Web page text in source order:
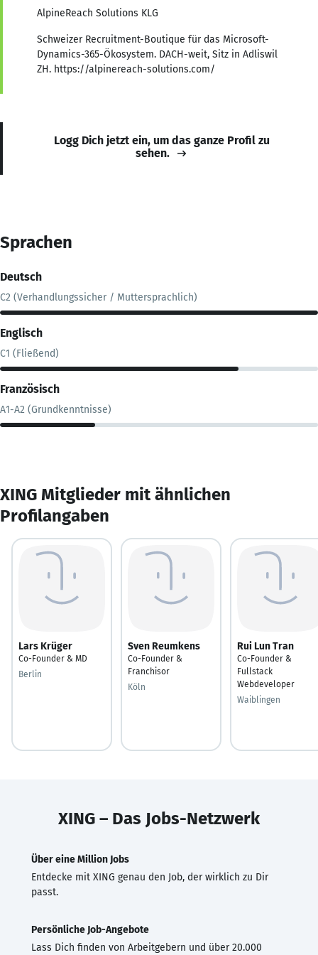
AlpineReach Solutions KLG
Schweizer Recruitment-Boutique für das Microsoft-
Dynamics-365-Ökosystem. DACH-weit, Sitz in Adliswil
ZH. https://alpinereach-solutions.com/
Logg Dich jetzt ein, um das ganze Profil zu
sehen.
Sprachen
Deutsch
C2 (Verhandlungssicher / Muttersprachlich)
Englisch
C1 (Fließend)
Französisch
A1-A2 (Grundkenntnisse)
XING Mitglieder mit ähnlichen
Profilangaben
Lars Krüger
Co-Founder & MD
Berlin
Sven Reumkens
Co-Founder &
Franchisor
Köln
Rui Lun Tran
Co-Founder &
Fullstack
Webdeveloper
Waiblingen
XING – Das Jobs-Netzwerk
Über eine Million Jobs
Entdecke mit XING genau den Job, der wirklich zu Dir
passt.
Persönliche Job-Angebote
Lass Dich finden von Arbeitgebern und über 20.000